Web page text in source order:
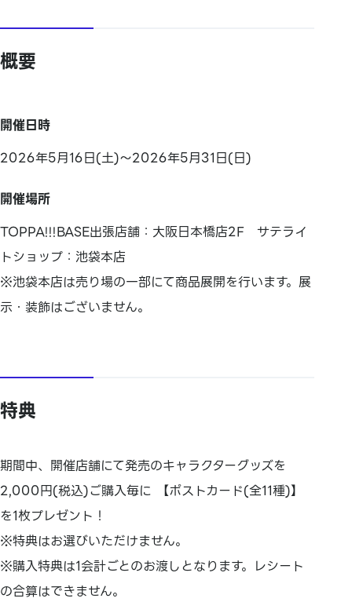
概要
開催日時
2026年5月16日(土)～2026年5月31日(日)
開催場所
TOPPA!!!BASE出張店舗：大阪日本橋店2F サテライ
トショップ：池袋本店
※池袋本店は売り場の一部にて商品展開を行います。展
示・装飾はございません。
特典
期間中、開催店舗にて発売のキャラクターグッズを
2,000円(税込)ご購入毎に 【ポストカード(全11種)】
を1枚プレゼント！
※特典はお選びいただけません。
※購入特典は1会計ごとのお渡しとなります。レシート
の合算はできません。